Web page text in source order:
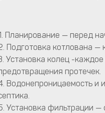
Планирование — перед
Подготовка котлована
Установка колец -
протечек.
Водонепроницаемость и
Установка фильтрации